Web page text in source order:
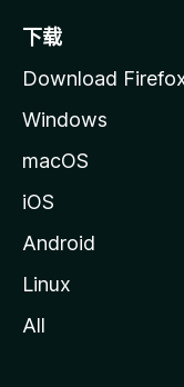
下载
Download
Windows
macOS
iOS
Android
Linux
All